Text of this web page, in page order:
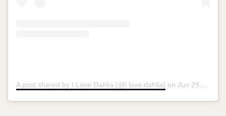
A post shared by I Love Dahlia (@i.love.dahlia) on Jun 29, 2019 at 1:56am PDT